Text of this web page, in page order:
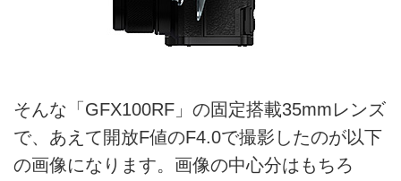
そんな「GFX100RF」の固定搭載35mmレンズ
で、あえて開放F値のF4.0で撮影したのが以下
の画像になります。画像の中心分はもちろ